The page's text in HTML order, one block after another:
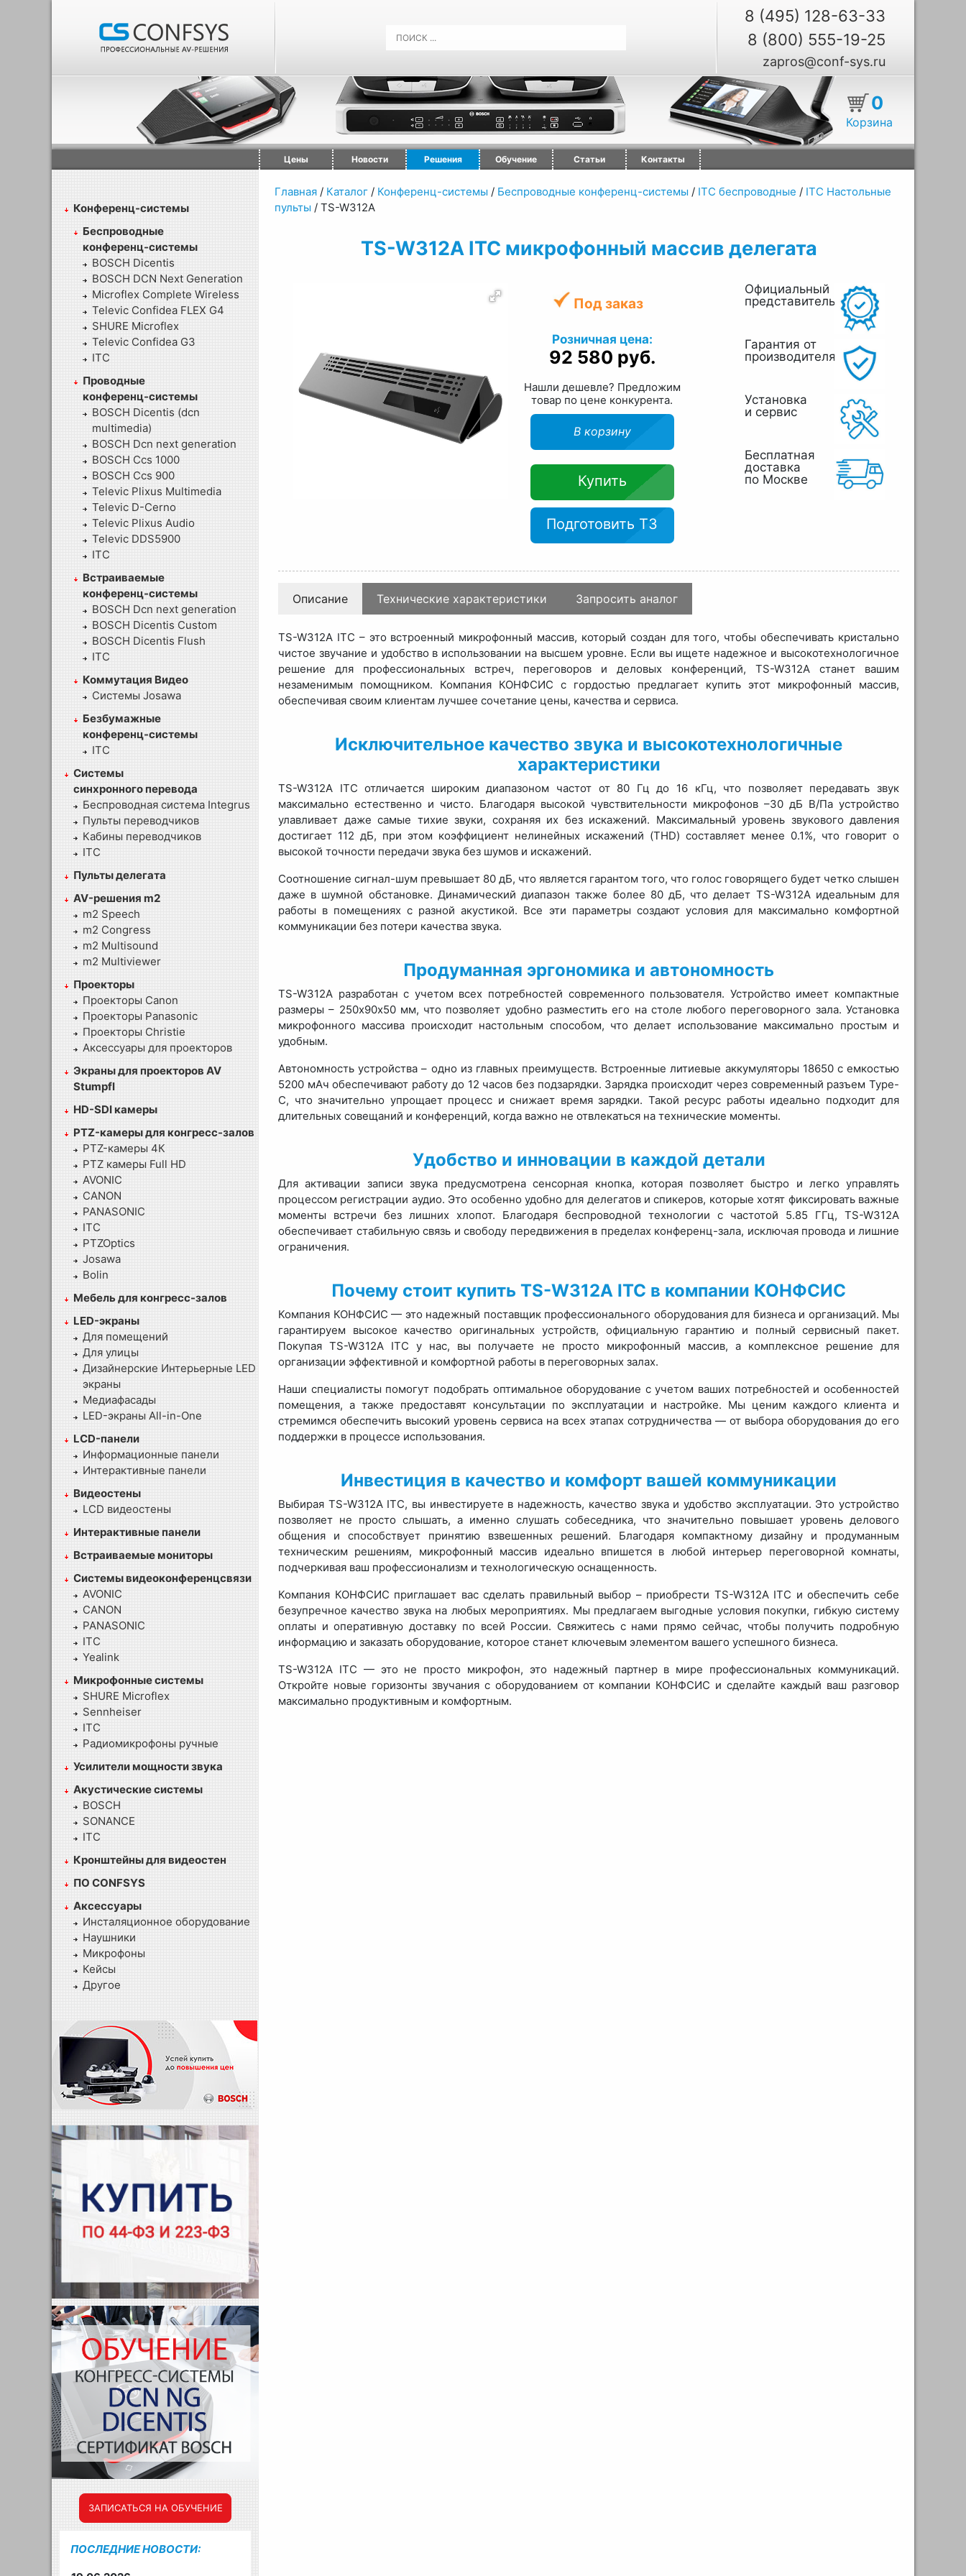
8 (495) 128-63-33
8 (800) 555-19-25
zapros@conf-sys.ru
0
Корзина
Цены Новости Решения Обучение Статьи Контакты
Конференц-системы
Беспроводные
конференц-системы
BOSCH Dicentis
BOSCH DCN Next Generation
Microflex Complete Wireless
Televic Confidea FLEX G4
SHURE Microflex
Televic Confidea G3
ITC
Проводные
конференц-системы
BOSCH Dicentis (dcn
multimedia)
BOSCH Dcn next generation
BOSCH Ccs 1000
BOSCH Ccs 900
Televic Plixus Multimedia
Televic D-Cerno
Televic Plixus Audio
Televic DDS5900
ITC
Встраиваемые
конференц-системы
BOSCH Dcn next generation
BOSCH Dicentis Custom
BOSCH Dicentis Flush
ITC
Коммутация Видео
Системы Josawa
Безбумажные
конференц-системы
ITC
Системы
синхронного перевода
Беспроводная система Integrus
Пульты переводчиков
Кабины переводчиков
ITC
Пульты делегата
AV-решения m2
m2 Speech
m2 Congress
m2 Multisound
m2 Multiviewer
Проекторы
Проекторы Canon
Проекторы Panasonic
Проекторы Christie
Аксессуары для проекторов
Экраны для проекторов AV
Stumpfl
HD-SDI камеры
PTZ-камеры для конгресс-залов
PTZ-камеры 4К
PTZ камеры Full HD
AVONIC
CANON
PANASONIC
ITC
PTZOptics
Josawa
Bolin
Мебель для конгресс-залов
LED-экраны
Для помещений
Для улицы
Дизайнерские Интерьерные LED
экраны
Медиафасады
LED-экраны All-in-One
LCD-панели
Информационные панели
Интерактивные панели
Видеостены
LCD видеостены
Интерактивные панели
Встраиваемые мониторы
Системы видеоконференцсвязи
AVONIC
CANON
PANASONIC
ITC
Yealink
Микрофонные системы
SHURE Microflex
Sennheiser
ITC
Радиомикрофоны ручные
Усилители мощности звука
Акустические системы
BOSCH
SONANCE
ITC
Кронштейны для видеостен
ПО CONFSYS
Аксессуары
Инсталяционное оборудование
Наушники
Микрофоны
Кейсы
Другое
ЗАПИСАТЬСЯ НА ОБУЧЕНИЕ
ПОСЛЕДНИЕ НОВОСТИ:
Главная / Каталог / Конференц-системы / Беспроводные конференц-системы / ITC беспроводные / ITC Настольные
пульты / TS-W312A
TS-W312A ITC микрофонный массив делегата
Под заказ
Розничная цена:
92 580 руб.
Нашли дешевле? Предложим
товар по цене конкурента.
В корзину
Купить
Подготовить ТЗ
Официальный
представитель
Гарантия от
производителя
Установка
и сервис
Бесплатная
доставка
по Москве
Описание Технические характеристики Запросить аналог
TS-W312A ITC – это встроенный микрофонный массив, который создан для того, чтобы обеспечивать кристально
чистое звучание и удобство в использовании на высшем уровне. Если вы ищете надежное и высокотехнологичное
решение для профессиональных встреч, переговоров и деловых конференций, TS-W312A станет вашим
незаменимым помощником. Компания КОНФСИС с гордостью предлагает купить этот микрофонный массив,
обеспечивая своим клиентам лучшее сочетание цены, качества и сервиса.
Исключительное качество звука и высокотехнологичные
характеристики
TS-W312A ITC отличается широким диапазоном частот от 80 Гц до 16 кГц, что позволяет передавать звук
максимально естественно и чисто. Благодаря высокой чувствительности микрофонов –30 дБ В/Па устройство
улавливает даже самые тихие звуки, сохраняя их без искажений. Максимальный уровень звукового давления
достигает 112 дБ, при этом коэффициент нелинейных искажений (THD) составляет менее 0.1%, что говорит о
высокой точности передачи звука без шумов и искажений.
Соотношение сигнал-шум превышает 80 дБ, что является гарантом того, что голос говорящего будет четко слышен
даже в шумной обстановке. Динамический диапазон также более 80 дБ, что делает TS-W312A идеальным для
работы в помещениях с разной акустикой. Все эти параметры создают условия для максимально комфортной
коммуникации без потери качества звука.
Продуманная эргономика и автономность
TS-W312A разработан с учетом всех потребностей современного пользователя. Устройство имеет компактные
размеры – 250х90х50 мм, что позволяет удобно разместить его на столе любого переговорного зала. Установка
микрофонного массива происходит настольным способом, что делает использование максимально простым и
удобным.
Автономность устройства – одно из главных преимуществ. Встроенные литиевые аккумуляторы 18650 с емкостью
5200 мАч обеспечивают работу до 12 часов без подзарядки. Зарядка происходит через современный разъем Type-
C, что значительно упрощает процесс и снижает время зарядки. Такой ресурс работы идеально подходит для
длительных совещаний и конференций, когда важно не отвлекаться на технические моменты.
Удобство и инновации в каждой детали
Для активации записи звука предусмотрена сенсорная кнопка, которая позволяет быстро и легко управлять
процессом регистрации аудио. Это особенно удобно для делегатов и спикеров, которые хотят фиксировать важные
моменты встречи без лишних хлопот. Благодаря беспроводной технологии с частотой 5.85 ГГц, TS-W312A
обеспечивает стабильную связь и свободу передвижения в пределах конференц-зала, исключая провода и лишние
ограничения.
Почему стоит купить TS-W312A ITC в компании КОНФСИС
Компания КОНФСИС — это надежный поставщик профессионального оборудования для бизнеса и организаций. Мы
гарантируем высокое качество оригинальных устройств, официальную гарантию и полный сервисный пакет.
Покупая TS-W312A ITC у нас, вы получаете не просто микрофонный массив, а комплексное решение для
организации эффективной и комфортной работы в переговорных залах.
Наши специалисты помогут подобрать оптимальное оборудование с учетом ваших потребностей и особенностей
помещения, а также предоставят консультации по эксплуатации и настройке. Мы ценим каждого клиента и
стремимся обеспечить высокий уровень сервиса на всех этапах сотрудничества — от выбора оборудования до его
поддержки в процессе использования.
Инвестиция в качество и комфорт вашей коммуникации
Выбирая TS-W312A ITC, вы инвестируете в надежность, качество звука и удобство эксплуатации. Это устройство
позволяет не просто слышать, а именно слушать собеседника, что значительно повышает уровень делового
общения и способствует принятию взвешенных решений. Благодаря компактному дизайну и продуманным
техническим решениям, микрофонный массив идеально впишется в любой интерьер переговорной комнаты,
подчеркивая ваш профессионализм и технологическую оснащенность.
Компания КОНФСИС приглашает вас сделать правильный выбор – приобрести TS-W312A ITC и обеспечить себе
безупречное качество звука на любых мероприятиях. Мы предлагаем выгодные условия покупки, гибкую систему
оплаты и оперативную доставку по всей России. Свяжитесь с нами прямо сейчас, чтобы получить подробную
информацию и заказать оборудование, которое станет ключевым элементом вашего успешного бизнеса.
TS-W312A ITC — это не просто микрофон, это надежный партнер в мире профессиональных коммуникаций.
Откройте новые горизонты звучания с оборудованием от компании КОНФСИС и сделайте каждый ваш разговор
максимально продуктивным и комфортным.